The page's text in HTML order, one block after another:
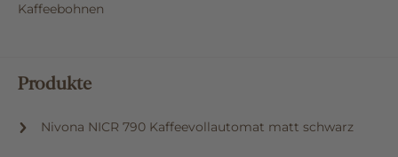
Kaffeebohnen
Produkte
Nivona NICR 790 Kaffeevollautomat matt schwarz